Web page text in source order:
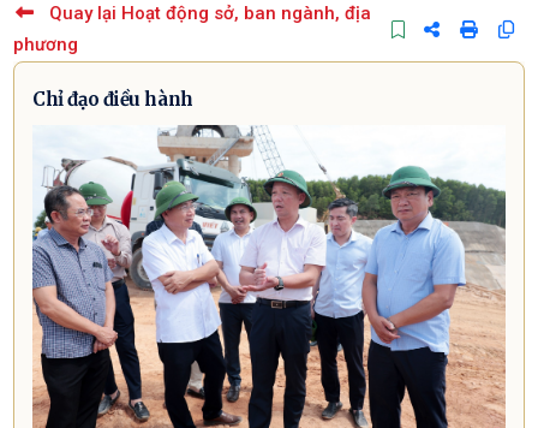
Quay lại Hoạt động sở, ban ngành, địa
phương
Chỉ đạo điều hành